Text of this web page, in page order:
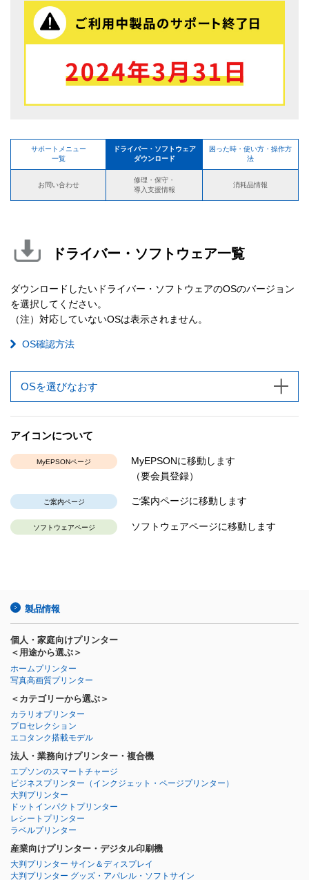
サポートメニュー
一覧
ドライバー・ソフトウェア
ダウンロード
困った時・使い方・操作方
法
お問い合わせ
修理・保守・
導入支援情報
消耗品情報
ドライバー・ソフトウェア一覧
ダウンロードしたいドライバー・ソフトウェアのOSのバージョン
を選択してください。
（注）対応していないOSは表示されません。
OS確認方法
OSを選びなおす
アイコンについて
MyEPSONページ
MyEPSONに移動します
（要会員登録）
ご案内ページ ご案内ページに移動します
ソフトウェアページ ソフトウェアページに移動します
製品情報
個人・家庭向けプリンター
＜用途から選ぶ＞
ホームプリンター
写真高画質プリンター
＜カテゴリーから選ぶ＞
カラリオプリンター
プロセレクション
エコタンク搭載モデル
法人・業務向けプリンター・複合機
エプソンのスマートチャージ
ビジネスプリンター （インクジェット・ページプリンター）
大判プリンター
ドットインパクトプリンター
レシートプリンター
ラベルプリンター
産業向けプリンター・デジタル印刷機
大判プリンター サイン＆ディスプレイ
大判プリンター グッズ・アパレル・ソフトサイン